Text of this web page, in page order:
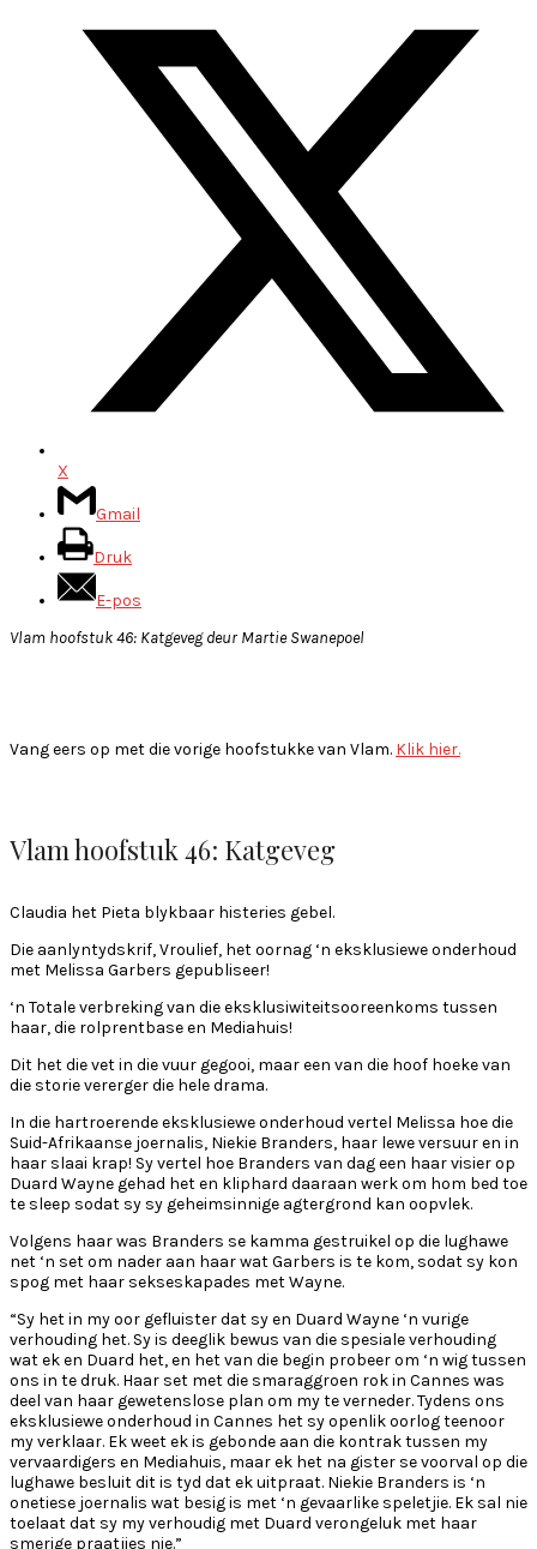
X
Gmail
Druk
E-pos
Vlam hoofstuk 46: Katgeveg deur Martie Swanepoel
Vang eers op met die vorige hoofstukke van Vlam. Klik hier.
Vlam hoofstuk 46: Katgeveg
Claudia het Pieta blykbaar histeries gebel.
Die aanlyntydskrif, Vroulief, het oornag ‘n eksklusiewe onderhoud
met Melissa Garbers gepubliseer!
‘n Totale verbreking van die eksklusiwiteitsooreenkoms tussen
haar, die rolprentbase en Mediahuis!
Dit het die vet in die vuur gegooi, maar een van die hoof hoeke van
die storie vererger die hele drama.
In die hartroerende eksklusiewe onderhoud vertel Melissa hoe die
Suid-Afrikaanse joernalis, Niekie Branders, haar lewe versuur en in
haar slaai krap! Sy vertel hoe Branders van dag een haar visier op
Duard Wayne gehad het en kliphard daaraan werk om hom bed toe
te sleep sodat sy sy geheimsinnige agtergrond kan oopvlek.
Volgens haar was Branders se kamma gestruikel op die lughawe
net ‘n set om nader aan haar wat Garbers is te kom, sodat sy kon
spog met haar sekseskapades met Wayne.
“Sy het in my oor gefluister dat sy en Duard Wayne ‘n vurige
verhouding het. Sy is deeglik bewus van die spesiale verhouding
wat ek en Duard het, en het van die begin probeer om ‘n wig tussen
ons in te druk. Haar set met die smaraggroen rok in Cannes was
deel van haar gewetenslose plan om my te verneder. Tydens ons
eksklusiewe onderhoud in Cannes het sy openlik oorlog teenoor
my verklaar. Ek weet ek is gebonde aan die kontrak tussen my
vervaardigers en Mediahuis, maar ek het na gister se voorval op die
lughawe besluit dit is tyd dat ek uitpraat. Niekie Branders is ‘n
onetiese joernalis wat besig is met ‘n gevaarlike speletjie. Ek sal nie
toelaat dat sy my verhoudig met Duard verongeluk met haar
smerige praatjies nie.”